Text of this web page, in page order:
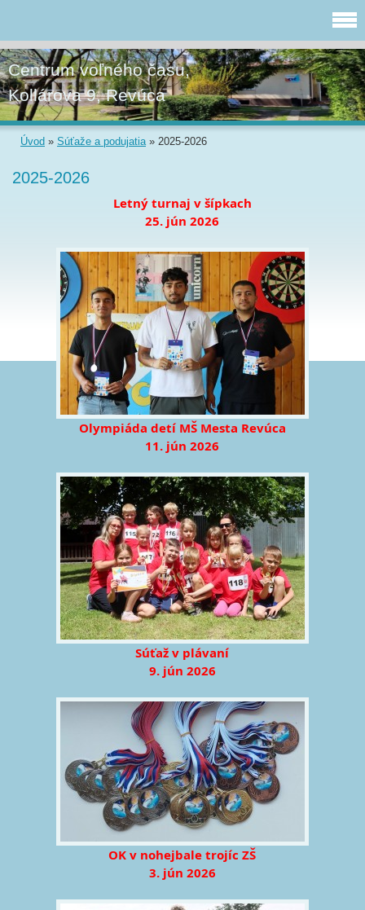
Centrum voľného času,
Kollárova 9, Revúca
Úvod » Súťaže a podujatia» 2025-2026
2025-2026
Letný turnaj v šípkach
25. jún 2026
Olympiáda detí MŠ Mesta Revúca
11. jún 2026
Súťaž v plávaní
9. jún 2026
OK v nohejbale trojíc ZŠ
3. jún 2026